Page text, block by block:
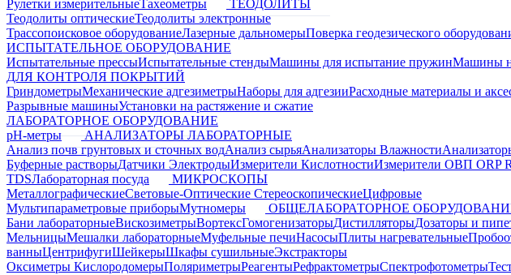
Рулетки измерительныеТахеометры
ТЕОДОЛИТЫ
Теодолиты оптическиеТеодолиты электронные
Трассопоисковое оборудованиеЛазерные дальномерыПоверка геодезического
ИСПЫТАТЕЛЬНОЕ ОБОРУДОВАНИЕ
Испытательные прессыИспытательные стендыМашины для испытание пружинМашины
ДЛЯ КОНТРОЛЯ ПОКРЫТИЙ
ГриндометрыМеханические адгезиметрыНаборы для адгезииРасходные материалы и
Разрывные машиныУстановки на растяжение и сжатие
ЛАБОРАТОРНОЕ ОБОРУДОВАНИЕ
pH-метры
АНАЛИЗАТОРЫ ЛАБОРАТОРНЫЕ
Анализ почв грунтовых и сточных водАнализ сырьяАнализаторы Влажности
Буферные растворыДатчики ЭлектродыИзмерители КислотностиИзмерители ОВП ORP
TDSЛабораторная посуда
МИКРОСКОПЫ
МеталлографическиеСветовые-ОптическиеСтереоскопическиеЦифровые
Мультипараметровые приборыМутномеры
ОБЩЕЛАБОРАТОРНОЕ
Бани лабораторныеВискозиметрыВортексГомогенизаторыДистилляторыДозаторы и
МельницыМешалки лабораторныеМуфельные печиНасосыПлиты нагревательные
ванныЦентрифугиШейкерыШкафы сушильныеЭкстракторы
Оксиметры КислородомерыПоляриметрыРеагентыРефрактометрыСпектрофотометры